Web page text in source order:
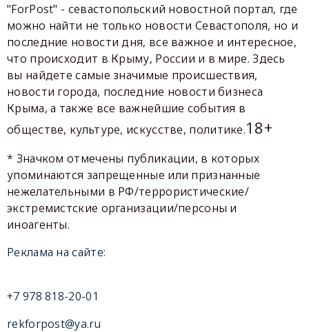
"ForPost" - севастопольский новостной портал, где
можно найти не только новости Севастополя, но и
последние новости дня, все важное и интересное,
что происходит в Крыму, России и в мире. Здесь
вы найдете самые значимые происшествия,
новости города, последние новости бизнеса
Крыма, а также все важнейшие события в
обществе, культуре, искусстве, политике.18+
* Значком отмечены публикации, в которых
упоминаются запрещенные или признанные
нежелательными в РФ/террористические/
экстремистские организации/персоны и
иноагенты.
Реклама на сайте:
+7 978 818-20-01
rekforpost@ya.ru